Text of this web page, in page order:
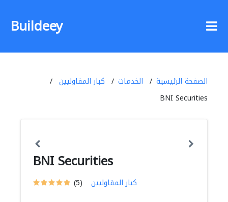
Buildeey
الصفحة الرئيسية الخدمات
كبار المقاوليين
BNI Securities
BNI Securities
(5) كبار المقاوليين